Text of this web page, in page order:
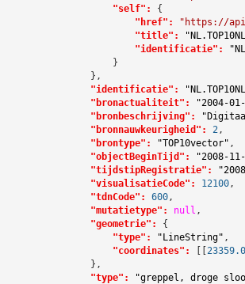
"self":
{
"href":
"https://
"title":
"identificatie":
                    }
                },
"identificatie":
"bronactualiteit":
"2004-
"bronbeschrijving":
"bronnauwkeurigheid":
2 ,
"brontype":
"TOP10vector" ,
"objectBeginTijd":
"2008-
"tijdstipRegistratie":
"visualisatieCode":
12100,
"tdnCode":
600,
"mutatietype":
null ,
"geometrie":
{
"type":
"LineString" ,
"coordinates":
[[
                },
"type":
"greppel, droge